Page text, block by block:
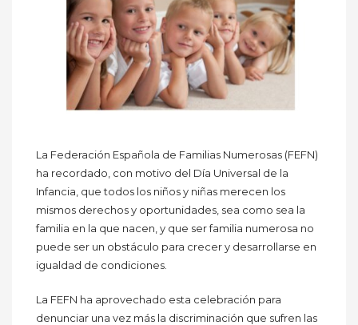
La Federación Española de Familias Numerosas (FEFN)
ha recordado, con motivo del Día Universal de la
Infancia, que todos los niños y niñas merecen los
mismos derechos y oportunidades, sea como sea la
familia en la que nacen, y que ser familia numerosa no
puede ser un obstáculo para crecer y desarrollarse en
igualdad de condiciones.
La FEFN ha aprovechado esta celebración para
denunciar una vez más la discriminación que sufren las